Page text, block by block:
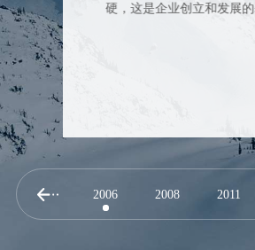
硬，这是企业创立和发展的
2006 2008 2011